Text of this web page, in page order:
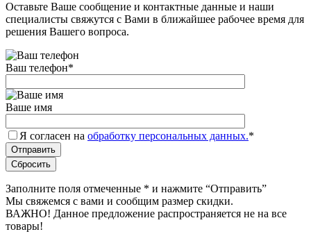
Оставьте Ваше сообщение и контактные данные и наши
специалисты свяжутся с Вами в ближайшее рабочее время для
решения Вашего вопроса.
Ваш телефон*
Ваше имя
Я согласен на обработку персональных данных.*
Заполните поля отмеченные * и нажмите “Отправить”
Мы свяжемся с вами и сообщим размер скидки.
ВАЖНО! Данное предложение распространяется не на все
товары!